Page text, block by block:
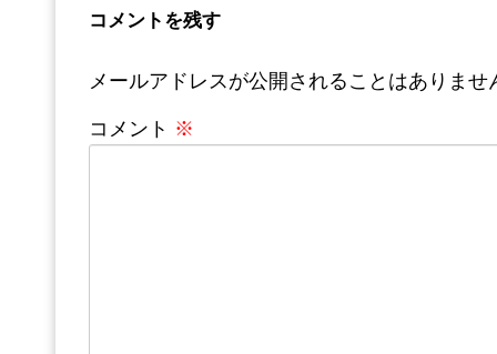
コメントを残す
メールアドレスが公開されることはありませ
コメント ※